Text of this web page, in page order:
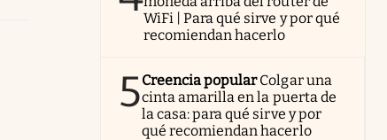
WiFi | Para qué sirve y por qué
recomiendan hacerlo
5Creencia popularColgar una
cinta amarilla en la puerta de
la casa: para qué sirve y por
qué recomiendan hacerlo